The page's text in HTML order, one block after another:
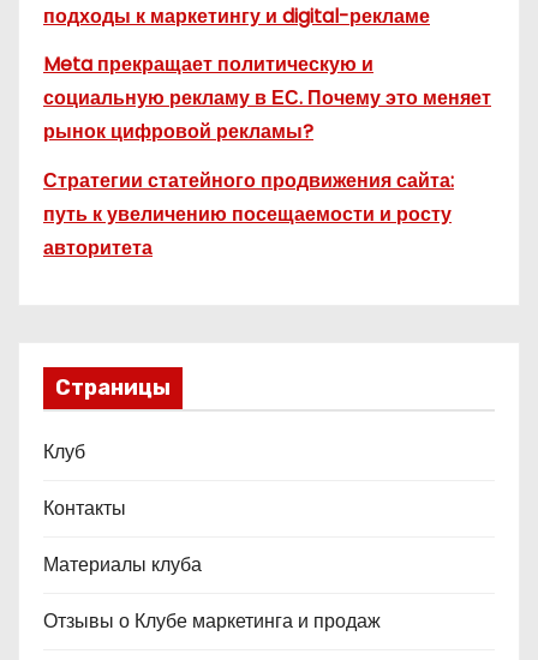
подходы к маркетингу и digital-рекламе
Meta прекращает политическую и
социальную рекламу в ЕС. Почему это меняет
рынок цифровой рекламы?
Стратегии статейного продвижения сайта:
путь к увеличению посещаемости и росту
авторитета
Страницы
Клуб
Контакты
Материалы клуба
Отзывы о Клубе маркетинга и продаж